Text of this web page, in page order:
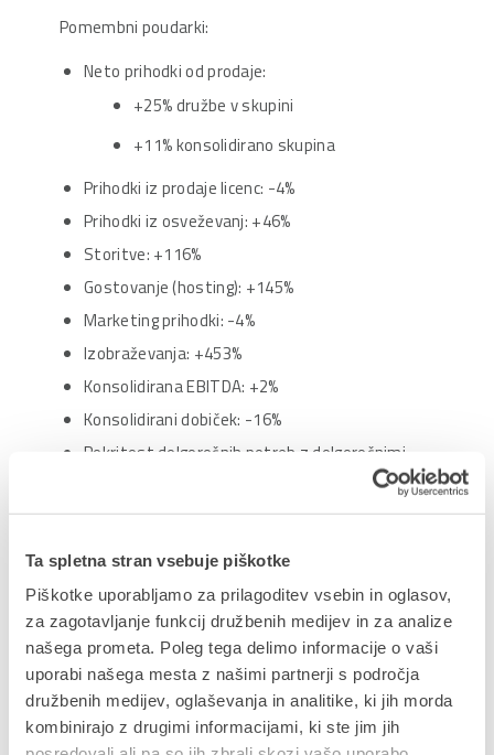
Ta spletna stran vsebuje piškotke
Piškotke uporabljamo za prilagoditev vsebin in oglasov,
za zagotavljanje funkcij družbenih medijev in za analize
našega prometa. Poleg tega delimo informacije o vaši
uporabi našega mesta z našimi partnerji s področja
družbenih medijev, oglaševanja in analitike, ki jih morda
kombinirajo z drugimi informacijami, ki ste jim jih
Pomembni poudarki:
Neto prihodki od prodaje:
+25% družbe v skupini
+11% konsolidirano skupina
Prihodki iz prodaje licenc: -4%
Prihodki iz osveževanj: +46%
Storitve: +116%
Gostovanje (hosting): +145%
Marketing prihodki: -4%
Izobraževanja: +453%
Konsolidirana EBITDA: +2%
Konsolidirani dobiček: -16%
Pokritost dolgoročnih potreb z dolgoročnimi
objavljeno na naši spletni strani www.datalab.si.
Angleška verzija poročila bo na voljo od 12.3.2012
naprej.
Uprava družbe
Pripeti dokumenti:Polletno poročilo 2012